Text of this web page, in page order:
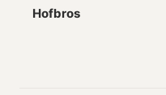
Hofbros